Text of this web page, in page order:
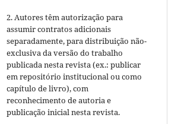
2. Autores têm autorização para
assumir contratos adicionais
separadamente, para distribuição não-
exclusiva da versão do trabalho
publicada nesta revista (ex.: publicar
em repositório institucional ou como
capítulo de livro), com
reconhecimento de autoria e
publicação inicial nesta revista.